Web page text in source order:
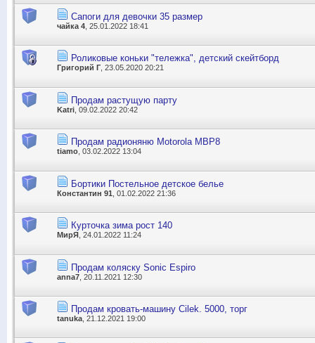
Сапоги для девочки 35 размер
чайка 4 , 25.01.2022 18:41
Роликовые коньки "тележка", детский скейтборд
Григорий Г , 23.05.2020 20:21
Продам растущую парту
Katri , 09.02.2022 20:42
Продам радионяню Motorola MBP8
tiamo , 03.02.2022 13:04
Бортики Постельное детское белье
Константин 91 , 01.02.2022 21:36
Курточка зима рост 140
МирЯ , 24.01.2022 11:24
Продам коляску Sonic Espiro
anna7 , 20.11.2021 12:30
Продам кровать-машину Cilek. 5000, торг
tanuka , 21.12.2021 19:00